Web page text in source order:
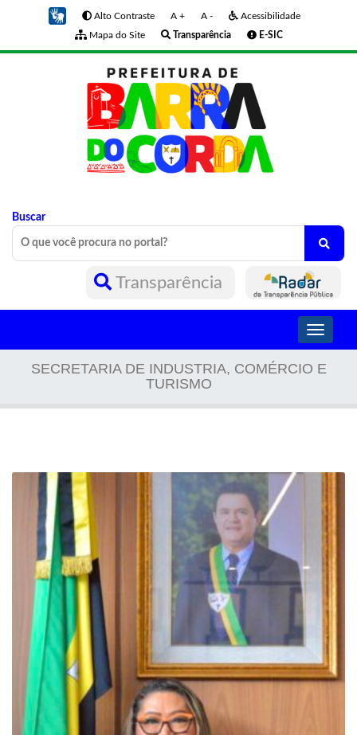
Alto Contraste A + A -
Acessibilidade
Mapa do Site
Transparência E-SIC
Buscar
Transparência
Toggle
SECRETARIA DE INDUSTRIA, COMÉRCIO E
TURISMO